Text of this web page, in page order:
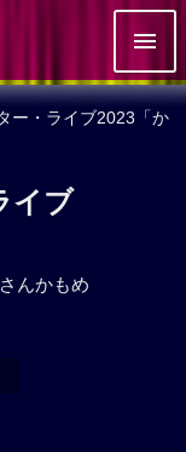
ー・ライブ2023「か
イブ
んかもめ